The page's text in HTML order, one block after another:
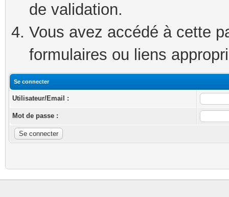
de validation.
Vous avez accédé à cette
formulaires ou liens
Se connecter
Utilisateur/Email :
Mot de passe :